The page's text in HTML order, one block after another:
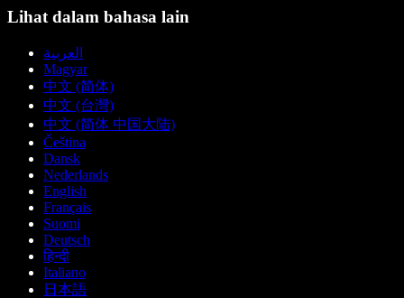
Lihat dalam bahasa lain
العربية
Magyar
中文 (简体)
中文 (台灣)
中文 (简体 中国大陆)
Čeština
Dansk
Nederlands
English
Français
Suomi
Deutsch
हिन्दी
Italiano
日本語